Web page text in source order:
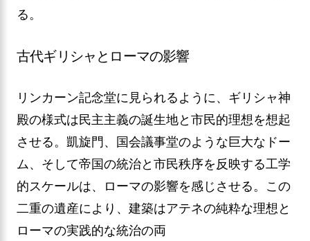
る。
古代ギリシャとローマの影響
リンカーン記念堂に見られるように、ギリシャ神
殿の様式は民主主義の誕生地と市民的理想を想起
させる。凱旋門、国会議事堂のような巨大なドー
ム、そして帝国の統治と市民秩序を反映する工学
的スケールは、ローマの影響を感じさせる。この
二重の遺産により、建築はアテネの純粋な理想と
ローマの実践的な統治の両